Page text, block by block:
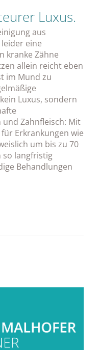
Luxus.
aus
eine
kranke Zähne
allein reicht eben
im Mund zu
Luxus, sondern
Zahnfleisch: Mit
Erkrankungen wie
um bis zu 70
so langfristig
Behandlungen